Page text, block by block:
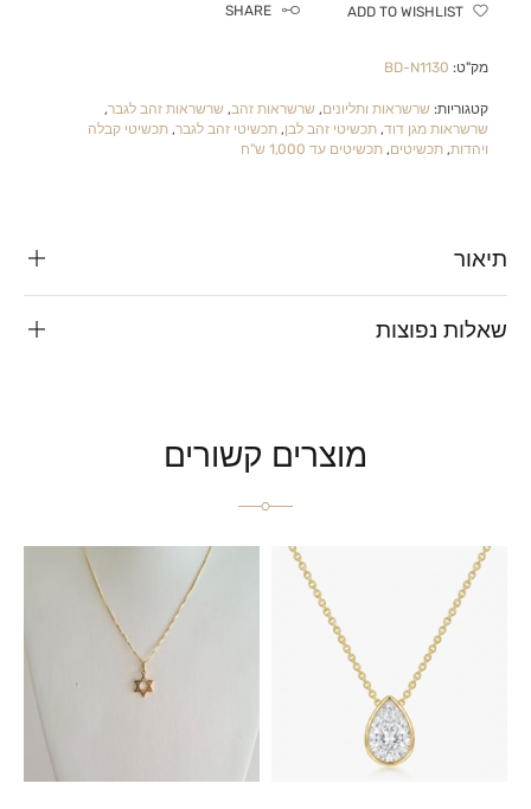
ADD TO WISHLIST
SHARE
מק"ט: BD-N1130
קטגוריות: שרשראות ותליונים, שרשראות זהב, שרשראות זהב לגבר,
שרשראות מגן דוד,תכשיטי זהב לבן,תכשיטי זהב לגבר,תכשיטי קבלה
ויהדות,תכשיטים,תכשיטים עד 1,000 ש"ח
תיאור
שאלות נפוצות
מוצרים קשורים